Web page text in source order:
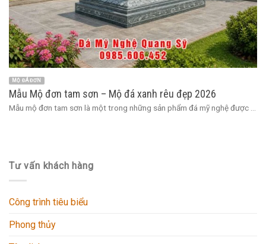
MỘ ĐÁ ĐƠN
Mẫu Mộ đơn tam sơn – Mộ đá xanh rêu đẹp 2026
Mẫu mộ đơn tam sơn là một trong những sản phẩm đá mỹ nghệ được ...
Tư vấn khách hàng
Công trình tiêu biểu
Phong thủy